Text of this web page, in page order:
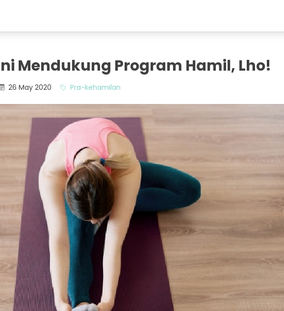
Mendukung Program Hamil, Lho!
26 May 2020 Pra-kehamilan